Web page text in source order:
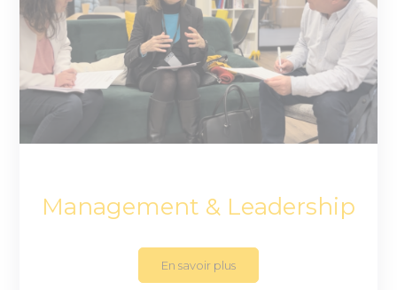
Management & Leadership
En savoir plus